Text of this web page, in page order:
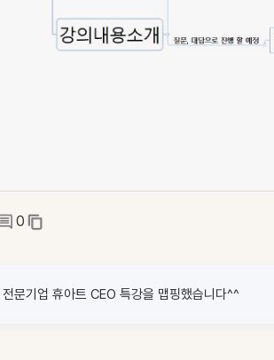
0
문기업 휴아트 CEO 특강을 맵핑했습니다^^